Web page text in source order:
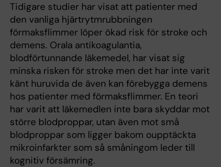
Tidigare studier har visat att patienter med
den vanliga hjärtrytmrubbningen
förmaksflimmer löper ökad risk för stroke och
demens. Orala antikoagulantia,
blodförtunnande läkemedel, har visat sig
minska risken för stroke men det har inte varit
känt huruvida de även kan förebygga demens
hos patienter med förmaksflimmer. En teori
har varit att läkemedlen inte bara skyddar mot
större blodproppar, utan även mot små
blodproppar som ligger bakom oupptäckta
mikroinfarkter som så småningom leder till
kognitiv försämring.